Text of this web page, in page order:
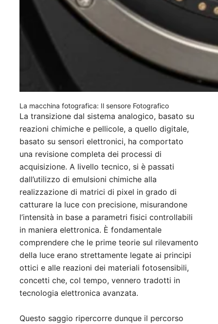
La macchina fotografica: Il sensore Fotografico
La transizione dal sistema analogico, basato su
reazioni chimiche e pellicole, a quello digitale,
basato su sensori elettronici, ha comportato
una revisione completa dei processi di
acquisizione. A livello tecnico, si è passati
dall’utilizzo di emulsioni chimiche alla
realizzazione di matrici di pixel in grado di
catturare la luce con precisione, misurandone
l’intensità in base a parametri fisici controllabili
in maniera elettronica. È fondamentale
comprendere che le prime teorie sul rilevamento
della luce erano strettamente legate ai principi
ottici e alle reazioni dei materiali fotosensibili,
concetti che, col tempo, vennero tradotti in
tecnologia elettronica avanzata.
Questo saggio ripercorre dunque il percorso